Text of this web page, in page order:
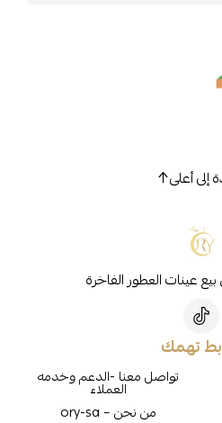
إلى أعلى
عينات العطور الفاخرة
تهمك
تواصل معنا -الدعم وخدمه
العملاء
من نحن – ory-sa